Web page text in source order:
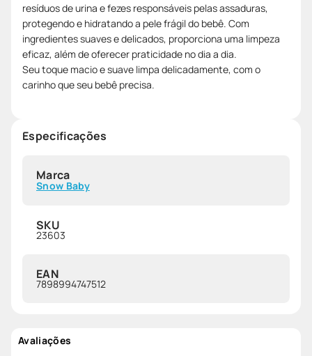
resíduos de urina e fezes responsáveis pelas assaduras,
protegendo e hidratando a pele frágil do bebê. Com
ingredientes suaves e delicados, proporciona uma limpeza
eficaz, além de oferecer praticidade no dia a dia.
Seu toque macio e suave limpa delicadamente, com o
carinho que seu bebê precisa.
Especificações
Marca
Snow Baby
SKU
23603
EAN
7898994747512
Avaliações